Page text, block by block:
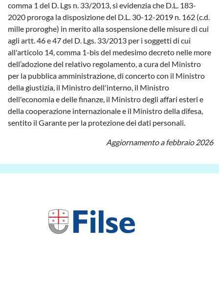
comma 1 del D. Lgs n. 33/2013, si evidenzia che D.L. 183-
2020 proroga la disposizione del D.L. 30-12-2019 n. 162 (c.d.
mille proroghe) in merito alla sospensione delle misure di cui
agli artt. 46 e 47 del D. Lgs. 33/2013 per i soggetti di cui
all'articolo 14, comma 1-bis del medesimo decreto nelle more
dell’adozione del relativo regolamento, a cura del Ministro
per la pubblica amministrazione, di concerto con il Ministro
della giustizia, il Ministro dell'interno, il Ministro
dell'economia e delle finanze, il Ministro degli affari esteri e
della cooperazione internazionale e il Ministro della difesa,
sentito il Garante per la protezione dei dati personali.
Aggiornamento a febbraio 2026